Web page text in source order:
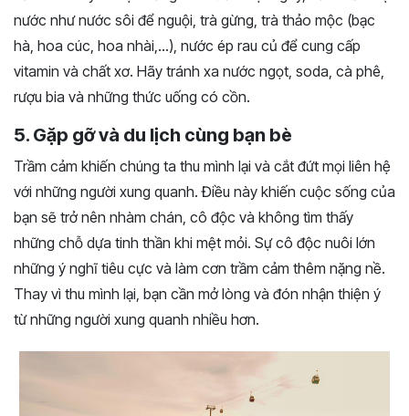
nước như nước sôi để nguội, trà gừng, trà thảo mộc (bạc
hà, hoa cúc, hoa nhài,…), nước ép rau củ để cung cấp
vitamin và chất xơ. Hãy tránh xa nước ngọt, soda, cà phê,
rượu bia và những thức uống có cồn.
5. Gặp gỡ và du lịch cùng bạn bè
Trầm cảm khiến chúng ta thu mình lại và cắt đứt mọi liên hệ
với những người xung quanh. Điều này khiến cuộc sống của
bạn sẽ trở nên nhàm chán, cô độc và không tìm thấy
những chỗ dựa tinh thần khi mệt mỏi. Sự cô độc nuôi lớn
những ý nghĩ tiêu cực và làm cơn trầm cảm thêm nặng nề.
Thay vì thu mình lại, bạn cần mở lòng và đón nhận thiện ý
từ những người xung quanh nhiều hơn.